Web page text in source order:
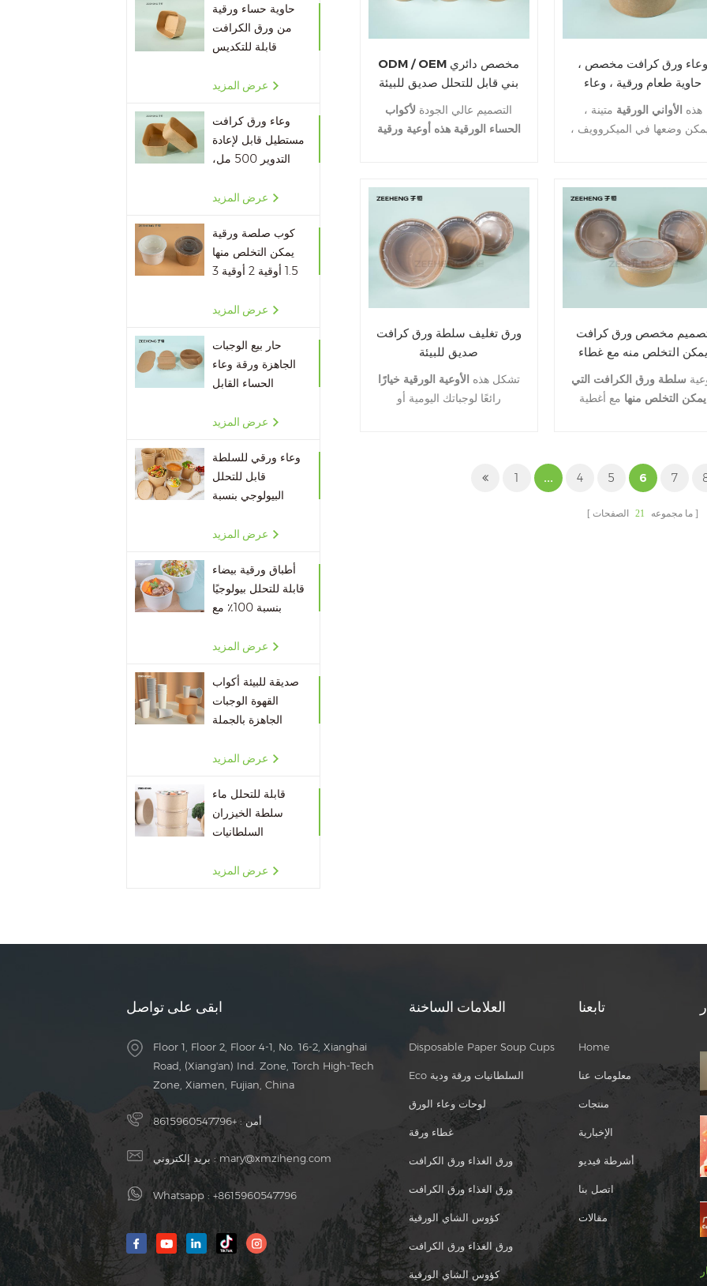
حاوية حساء ورقية
من ورق الكرافت
قابلة للتكديس
عرض المزيد
وعاء ورق كرافت
مستطيل قابل لإعادة
التدوير 500 مل،
1000 مل
عرض المزيد
كوب صلصة ورقية
يمكن التخلص منها
1.5 أوقية 2 أوقية 3
عرض المزيد
حار بيع الوجبات
الجاهزة ورقة وعاء
الحساء القابل
الورق
عرض المزيد
وعاء ورقي للسلطة
قابل للتحلل
البيولوجي بنسبة
عرض المزيد
أطباق ورقية بيضاء
قابلة للتحلل بيولوجيًا
بنسبة 100٪ مع
عرض المزيد
صديقة للبيئة أكواب
القهوة الوجبات
الجاهزة بالجملة
عرض المزيد
قابلة للتحلل ماء
سلطة الخيزران
السلطانيات
عرض المزيد
ODM / OEM مخصص دائري
بني قابل للتحلل صديق للبيئة
يسلب سلطة الوجبات
السريعة كرافت ورق تغليف
التصميم عالي الجودة لأكواب
الحساء الورقية هذه أوعية ورقية
الحياة اليومية ، وتمنع السوائل
من الانسكاب ، كما أنها مقاومة
للزيت والتسرب ، ومتينة بما
يكفي لتدوم لفترة طويلة.
وعاء ورق كرافت مخصص ،
حاوية طعام ورقية ، وعاء
شوربة ، طبق سلطة كرافت ،
قابل للتلف ، يسلب ورق
الكرافت طبق سلطة
هذه الأواني الورقية متينة ،
وضعها في الميكروويف ،
بسعر المصنع ، لذا فهي في
ورق تغليف سلطة ورق كرافت
صديق للبيئة
تشكل هذه الأوعية الورقية خيارًا
رائعًا لوجباتك اليومية أو
خدمات الطعام.
مخصص ورق كرافت
يمكن التخلص منه مع غطاء
سلطة ورق الكرافت التي
يمكن التخلص منها مع أغطية
وغير سامة وغير ضارة.
تتوفر أطباق سلطة الحساء
المطبوعة بشعار بأحجام متعددة.
1 ... 4 5 6 7
ما مجموعه 21 الصفحات
ابقى على تواصل
Floor 1, Floor 2, Floor 4-1, No. 16-2, Xianghai
Road, (Xiang'an) Ind. Zone, Torch High-Tech
Zone, Xiamen, Fujian, China
أمن :+8615960547796
بريد إلكتروني : mary@xmziheng.com
Whatsapp : +8615960547796
العلامات الساخنة
Disposable Paper Soup Cups
Eco السلطانيات ورقة ودية
لوحات وعاء الورق
غطاء ورقة
ورق الغذاء ورق الكرافت
ورق الغذاء ورق الكرافت
كؤوس الشاي الورقية
ورق الغذاء ورق الكرافت
كؤوس الشاي الورقية
تابعنا
Home
معلومات عنا
منتجات
الإخبارية
أشرطة فيديو
اتصل بنا
مقالات